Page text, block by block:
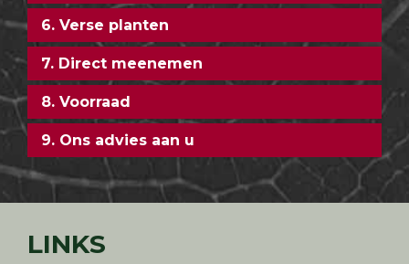
6. Verse planten
7. Direct meenemen
8. Voorraad
9. Ons advies aan u
LINKS